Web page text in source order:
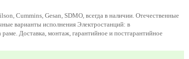
Cummins, Gesan, SDMO, всегда в наличии. Отечественные
варианты исполнения Электростанций: в
Доставка, монтаж, гарантийное и постгарантийное